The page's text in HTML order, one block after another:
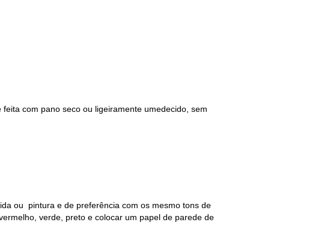
com pano seco ou ligeiramente umedecido, sem
ou pintura e de preferência com os mesmo tons de
verde, preto e colocar um papel de parede de